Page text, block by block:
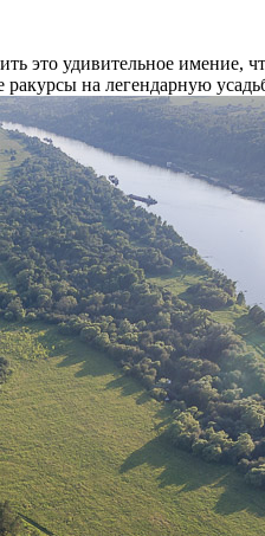
это удивительное
на легендарную